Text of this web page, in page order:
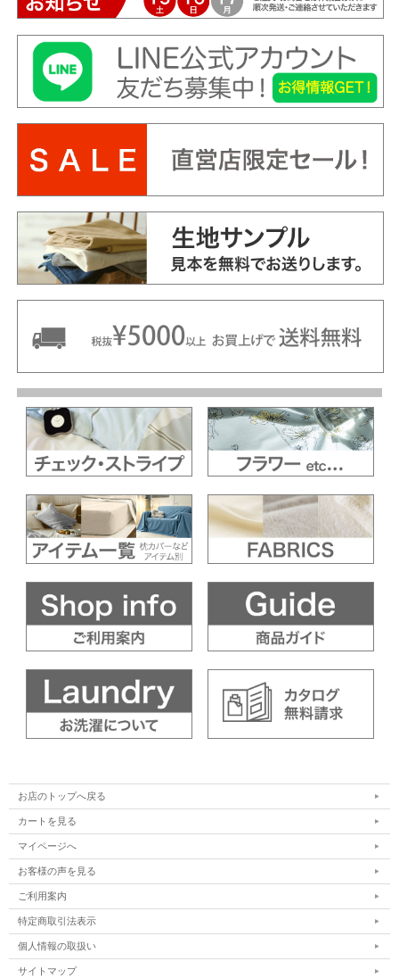
お店のトップへ戻る
カートを見る
マイページへ
お客様の声を見る
ご利用案内
特定商取引法表示
個人情報の取扱い
サイトマップ